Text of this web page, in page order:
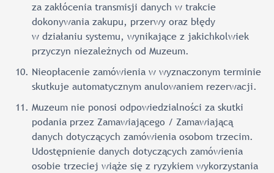
za zakłócenia transmisji danych w trakcie
dokonywania zakupu, przerwy oraz błędy
w działaniu systemu, wynikające z jakichkolwiek
przyczyn niezależnych od Muzeum.
Nieopłacenie zamówienia w wyznaczonym terminie
skutkuje automatycznym anulowaniem rezerwacji.
Muzeum nie ponosi odpowiedzialności za skutki
podania przez Zamawiającego / Zamawiającą
danych dotyczących zamówienia osobom trzecim.
Udostępnienie danych dotyczących zamówienia
osobie trzeciej wiąże się z ryzykiem wykorzystania